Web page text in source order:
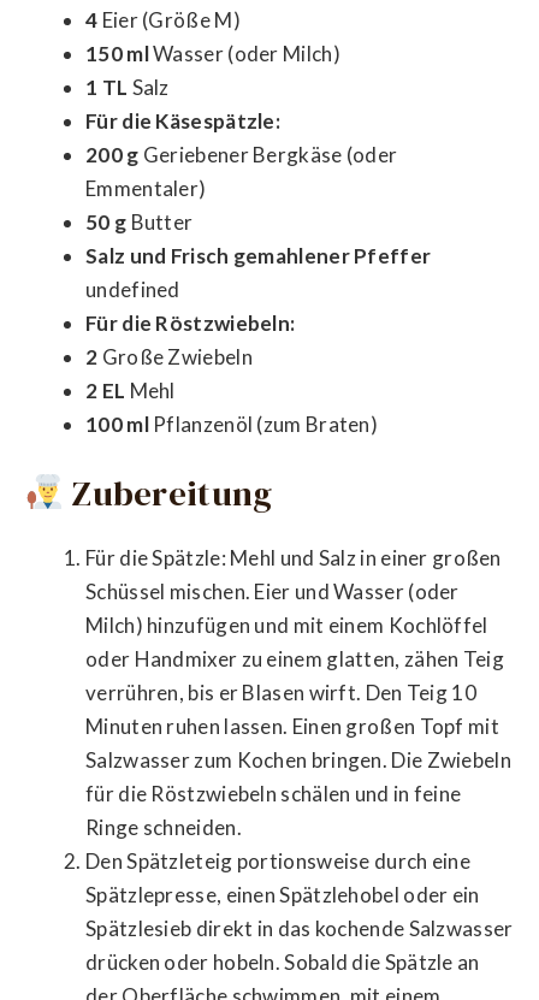
4 Eier (Größe M)
150 mlWasser (oder Milch)
1 TL Salz
Für die Käsespätzle:
200 g Geriebener Bergkäse (oder
Emmentaler)
50 g Butter
Salz und Frisch gemahlener Pfeffer
undefined
Für die Röstzwiebeln:
2 Große Zwiebeln
2 EL Mehl
100 mlPflanzenöl (zum Braten)
Zubereitung
Für die Spätzle: Mehl und Salz in einer großen
Schüssel mischen. Eier und Wasser (oder
Milch) hinzufügen und mit einem Kochlöffel
oder Handmixer zu einem glatten, zähen Teig
verrühren, bis er Blasen wirft. Den Teig 10
Minuten ruhen lassen. Einen großen Topf mit
Salzwasser zum Kochen bringen. Die Zwiebeln
für die Röstzwiebeln schälen und in feine
Ringe schneiden.
Den Spätzleteig portionsweise durch eine
Spätzlepresse, einen Spätzlehobel oder ein
Spätzlesieb direkt in das kochende Salzwasser
drücken oder hobeln. Sobald die Spätzle an